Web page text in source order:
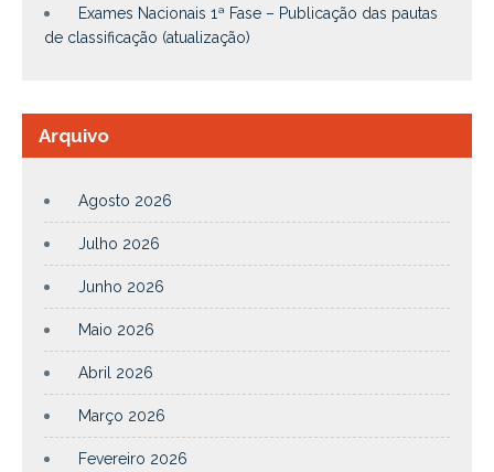
Exames Nacionais 1ª Fase – Publicação das pautas
de classificação (atualização)
Arquivo
Agosto 2026
Julho 2026
Junho 2026
Maio 2026
Abril 2026
Março 2026
Fevereiro 2026